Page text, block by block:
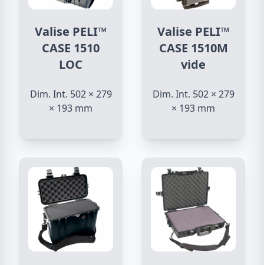
Valise PELI™
CASE 1510
LOC
Dim. Int. 502 × 279
× 193 mm
Valise PELI™
CASE 1510M
vide
Dim. Int. 502 × 279
× 193 mm